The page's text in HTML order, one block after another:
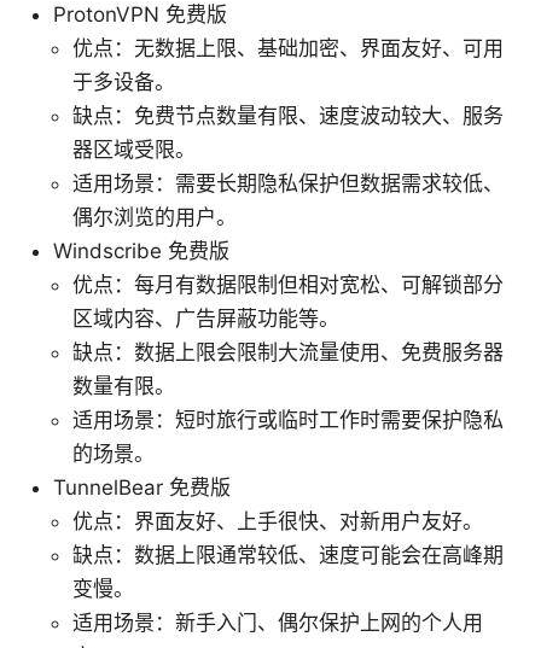
ProtonVPN 免费版
优点：无数据上限、基础加密、界面友好、可用
于多设备。
缺点：免费节点数量有限、速度波动较大、服务
器区域受限。
适用场景：需要长期隐私保护但数据需求较低、
偶尔浏览的用户。
Windscribe 免费版
优点：每月有数据限制但相对宽松、可解锁部分
区域内容、广告屏蔽功能等。
缺点：数据上限会限制大流量使用、免费服务器
数量有限。
适用场景：短时旅行或临时工作时需要保护隐私
的场景。
TunnelBear 免费版
优点：界面友好、上手很快、对新用户友好。
缺点：数据上限通常较低、速度可能会在高峰期
变慢。
适用场景：新手入门、偶尔保护上网的个人用